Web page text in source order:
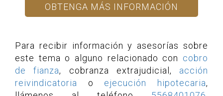
OBTENGA MÁS INFORMACIÓN
Para recibir información y asesorías sobre
este tema o alguno relacionado con cobro
de fianza, cobranza extrajudicial, acción
reivindicatoria o ejecución hipotecaria,